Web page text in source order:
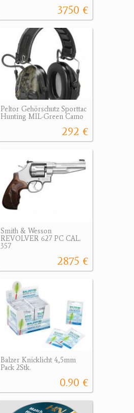
3750 €
Peltor Gehörschutz Sporttac
Hunting MIL-Green Camo
292 €
Smith & Wesson
REVOLVER 627 PC CAL.
357
2875 €
Balzer Knicklicht 4,5mm
Pack 2Stk.
0.90 €